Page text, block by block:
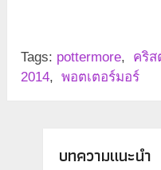
Tags: pottermore, คริส
2014, พอตเตอร์มอร์
บทความแนะนำ